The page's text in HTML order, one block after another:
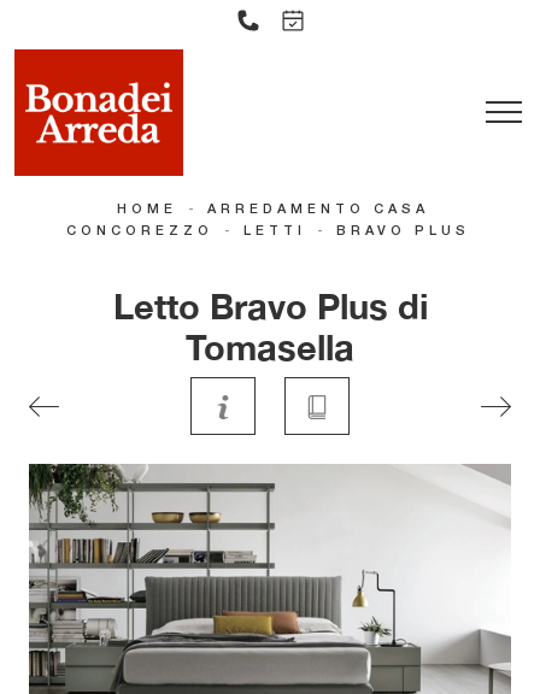
HOME -
ARREDAMENTO CASA
CONCOREZZO
- LETTI - BRAVO PLUS
Letto Bravo Plus di
Tomasella